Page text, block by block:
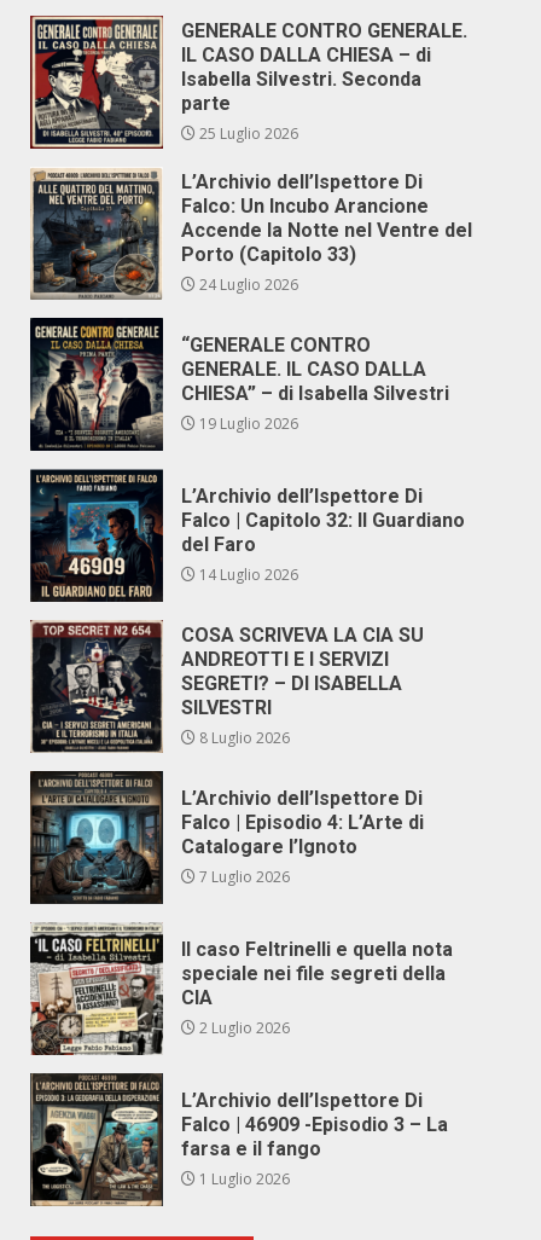
GENERALE CONTRO GENERALE.
IL CASO DALLA CHIESA – di
Isabella Silvestri. Seconda
parte
25 Luglio 2026
L’Archivio dell’Ispettore Di
Falco: Un Incubo Arancione
Accende la Notte nel Ventre del
Porto (Capitolo 33)
24 Luglio 2026
“GENERALE CONTRO
GENERALE. IL CASO DALLA
CHIESA” – di Isabella Silvestri
19 Luglio 2026
L’Archivio dell’Ispettore Di
Falco | Capitolo 32: Il Guardiano
del Faro
14 Luglio 2026
COSA SCRIVEVA LA CIA SU
ANDREOTTI E I SERVIZI
SEGRETI? – DI ISABELLA
SILVESTRI
8 Luglio 2026
L’Archivio dell’Ispettore Di
Falco | Episodio 4: L’Arte di
Catalogare l’Ignoto
7 Luglio 2026
Il caso Feltrinelli e quella nota
speciale nei file segreti della
CIA
2 Luglio 2026
L’Archivio dell’Ispettore Di
Falco | 46909 -Episodio 3 – La
farsa e il fango
1 Luglio 2026